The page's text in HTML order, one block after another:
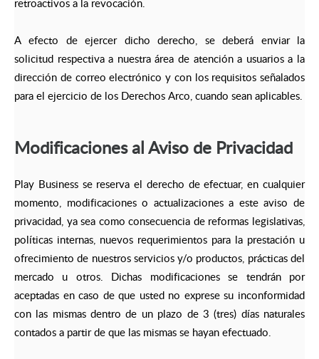
retroactivos a la revocación.
A efecto de ejercer dicho derecho, se deberá enviar la
solicitud respectiva a nuestra área de atención a usuarios a la
dirección de correo electrónico y con los requisitos señalados
para el ejercicio de los Derechos Arco, cuando sean aplicables.
Modificaciones al Aviso de Privacidad
Play Business se reserva el derecho de efectuar, en cualquier
momento, modificaciones o actualizaciones a este aviso de
privacidad, ya sea como consecuencia de reformas legislativas,
políticas internas, nuevos requerimientos para la prestación u
ofrecimiento de nuestros servicios y/o productos, prácticas del
mercado u otros. Dichas modificaciones se tendrán por
aceptadas en caso de que usted no exprese su inconformidad
con las mismas dentro de un plazo de 3 (tres) días naturales
contados a partir de que las mismas se hayan efectuado.